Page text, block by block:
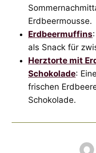
Erdbeermousse.
Erdbeermuffins
als Snack für
Herztorte mit
Schokolade:
frischen
Schokolade.